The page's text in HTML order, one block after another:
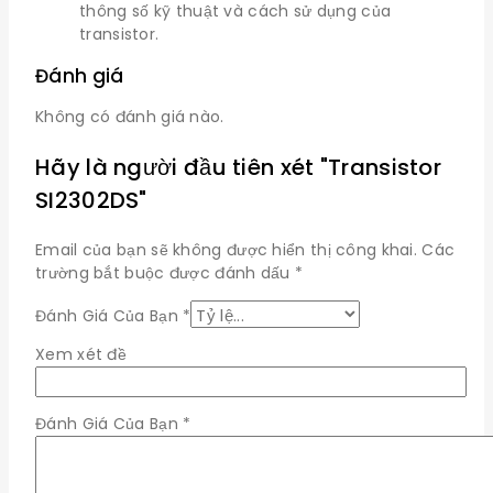
thông số kỹ thuật và cách sử dụng của
transistor.
Đánh giá
Không có đánh giá nào.
Hãy là người đầu tiên xét "Transistor
SI2302DS"
Email của bạn sẽ không được hiển thị công khai. Các
trường bắt buộc được đánh dấu *
Đánh Giá Của Bạn *
Xem xét đề
Đánh Giá Của Bạn *